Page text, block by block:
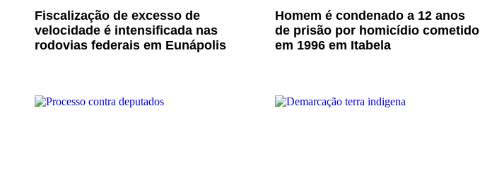
Fiscalização de excesso de
velocidade é intensificada nas
rodovias federais em Eunápolis
Homem é condenado a 12 anos
de prisão por homicídio cometido
em 1996 em Itabela